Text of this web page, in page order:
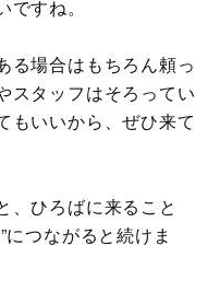
すね。
る場合はもちろん頼っ
スタッフはそろってい
もいいから、ぜひ来て
、ひろばに来ること
つながると続けま